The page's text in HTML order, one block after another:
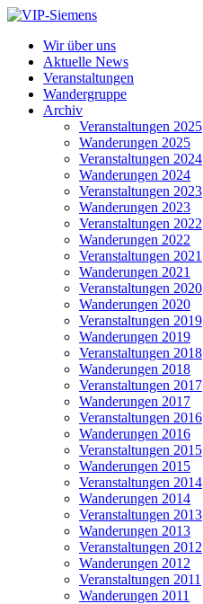
Wir über uns
Aktuelle News
Veranstaltungen
Wandergruppe
Archiv
Veranstaltungen 2025
Wanderungen 2025
Veranstaltungen 2024
Wanderungen 2024
Veranstaltungen 2023
Wanderungen 2023
Veranstaltungen 2022
Wanderungen 2022
Veranstaltungen 2021
Wanderungen 2021
Veranstaltungen 2020
Wanderungen 2020
Veranstaltungen 2019
Wanderungen 2019
Veranstaltungen 2018
Wanderungen 2018
Veranstaltungen 2017
Wanderungen 2017
Veranstaltungen 2016
Wanderungen 2016
Veranstaltungen 2015
Wanderungen 2015
Veranstaltungen 2014
Wanderungen 2014
Veranstaltungen 2013
Wanderungen 2013
Veranstaltungen 2012
Wanderungen 2012
Veranstaltungen 2011
Wanderungen 2011